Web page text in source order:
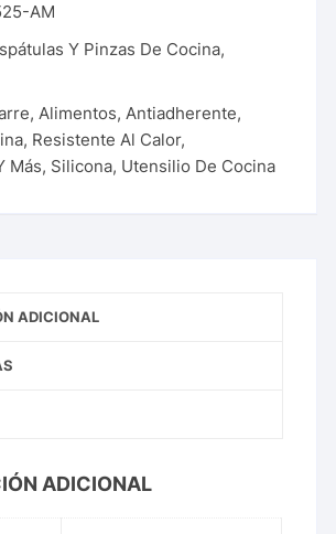
AM
Y Pinzas De Cocina,
,Alimentos,Antiadherente,
, Resistente Al Calor,
Más, Silicona, Utensilio De Cocina
ADICIONAL
ADICIONAL